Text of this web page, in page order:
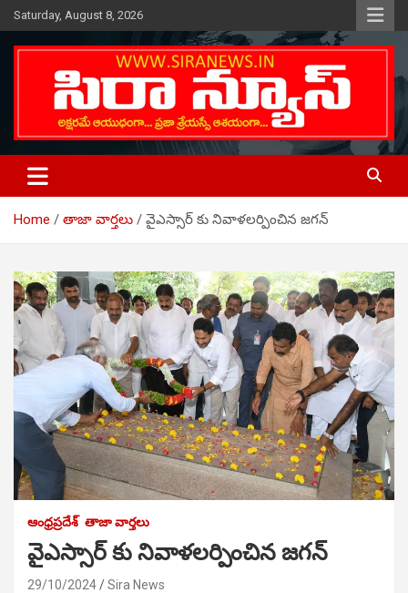
Skip
to
content
Saturday, August 8, 2026
SIRA NEWS
Telugu Online News Daily
Home తాజా వార్తలు వైఎస్సార్ కు నివాళలర్పించిన జగన్
ఆంధ్రప్రదేశ్ తాజా వార్తలు
వైఎస్సార్ కు నివాళలర్పించిన జగన్
29/10/2024
Sira News